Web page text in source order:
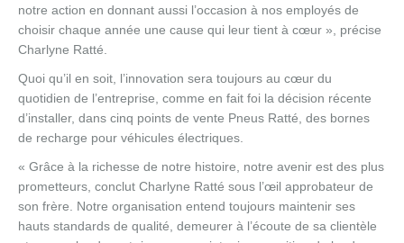
notre action en donnant aussi l’occasion à nos employés de
choisir chaque année une cause qui leur tient à cœur », précise
Charlyne Ratté.
Quoi qu’il en soit, l’innovation sera toujours au cœur du
quotidien de l’entreprise, comme en fait foi la décision récente
d’installer, dans cinq points de vente Pneus Ratté, des bornes
de recharge pour véhicules électriques.
« Grâce à la richesse de notre histoire, notre avenir est des plus
prometteurs, conclut Charlyne Ratté sous l’œil approbateur de
son frère. Notre organisation entend toujours maintenir ses
hauts standards de qualité, demeurer à l’écoute de sa clientèle